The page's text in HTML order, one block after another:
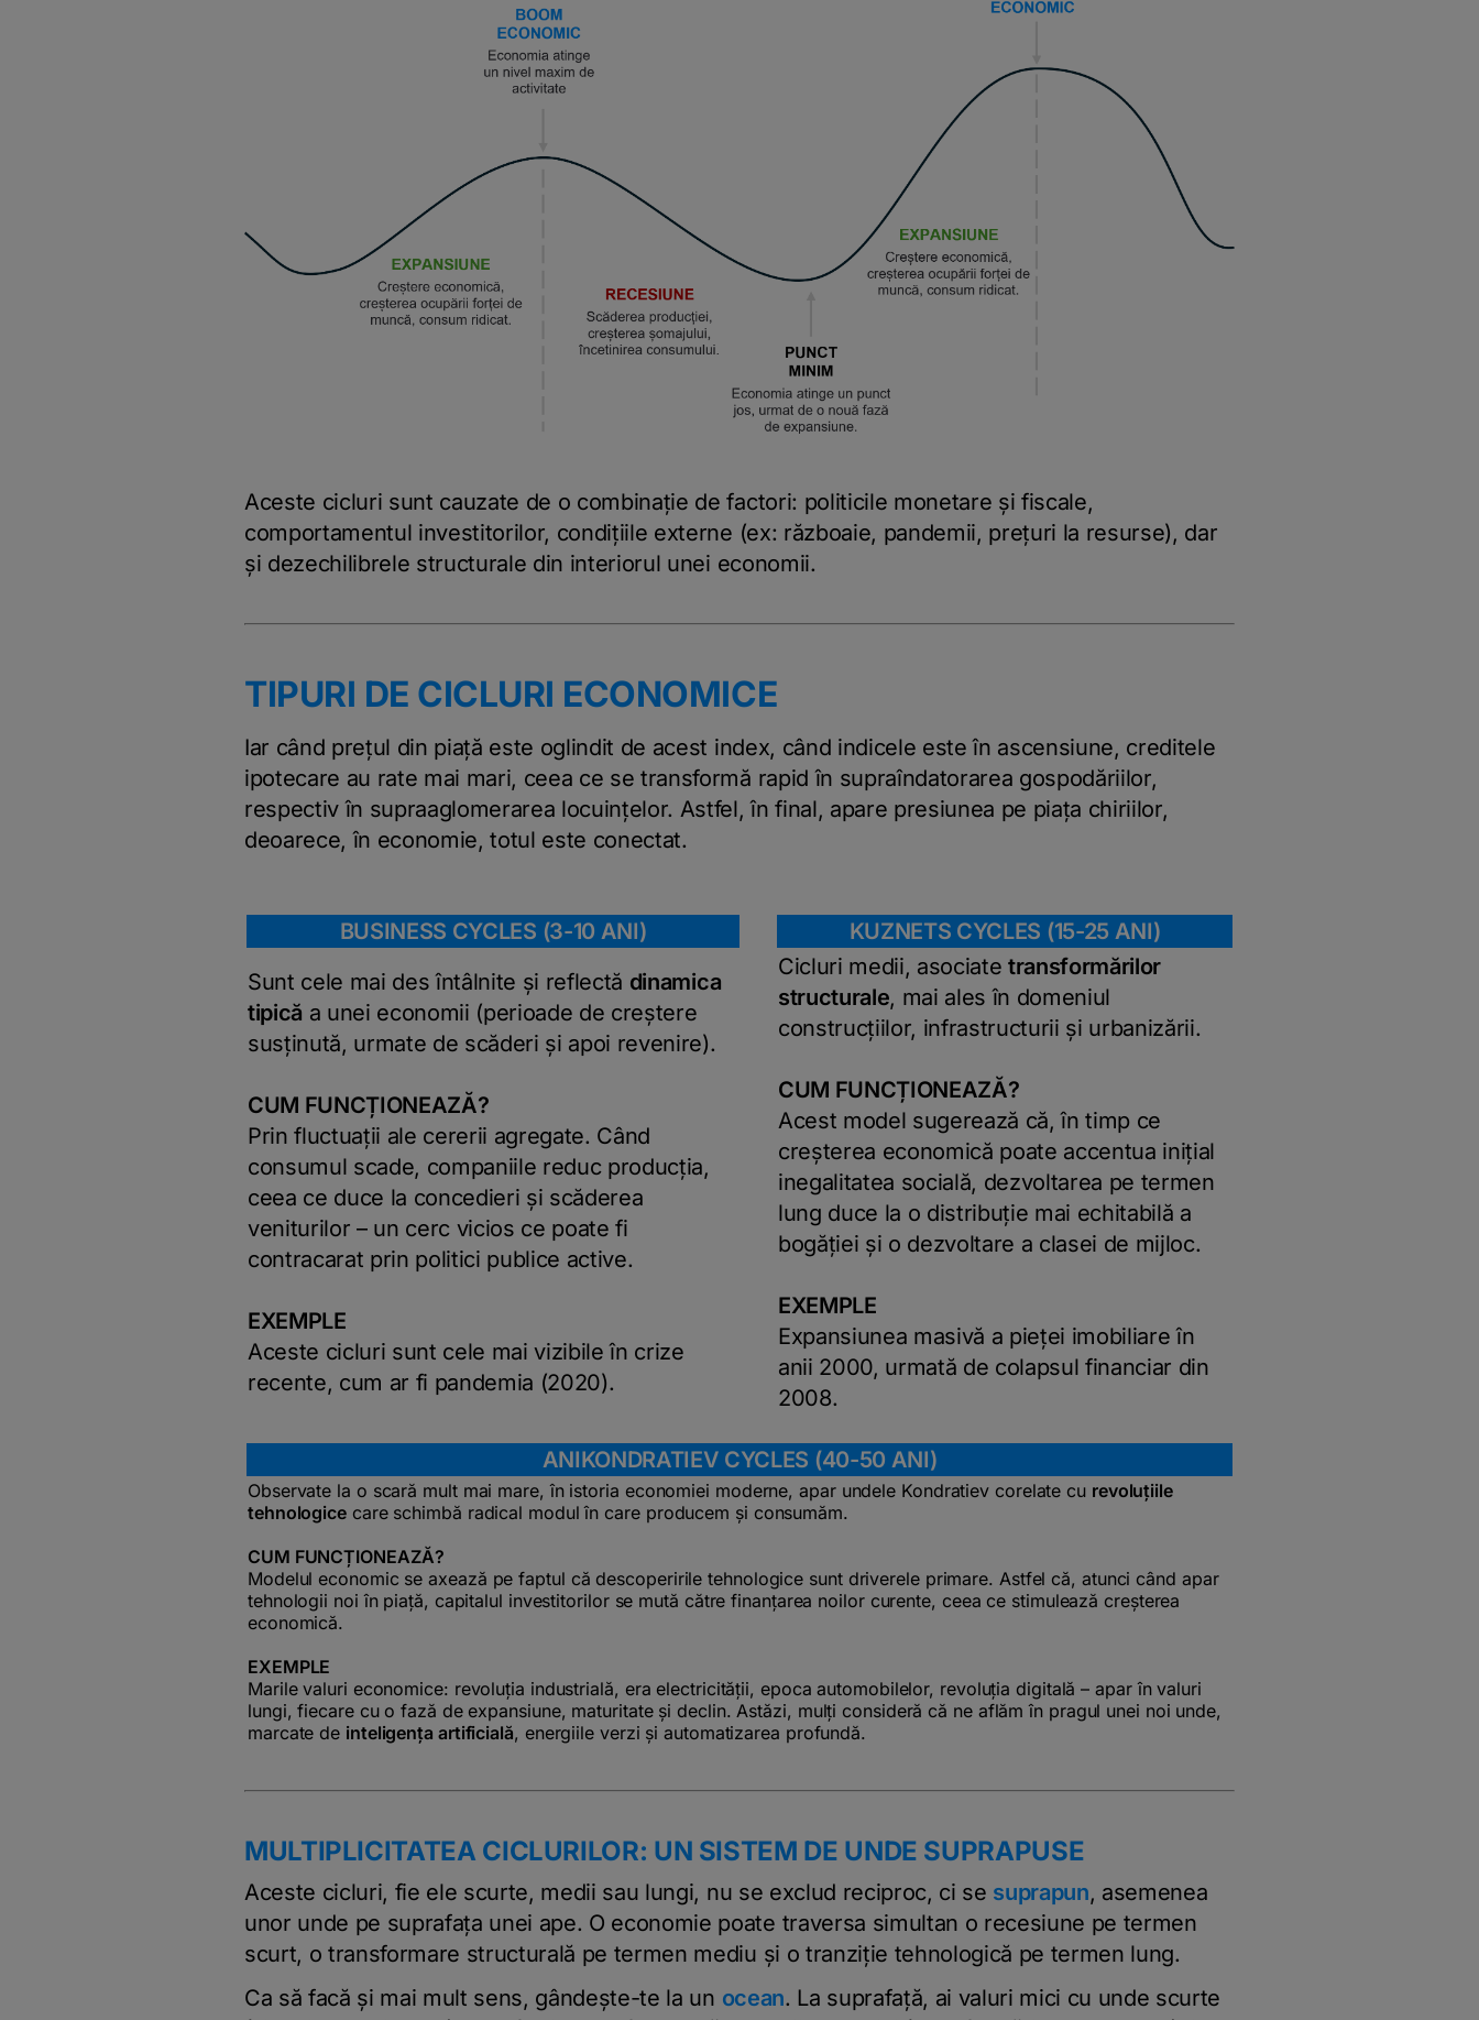
Aceste cicluri sunt cauzate de o combinație de factori: politicile monetare și fiscale,
comportamentul investitorilor, condițiile externe (ex: războaie, pandemii, prețuri la resurse), dar
și dezechilibrele structurale din interiorul unei economii.
TIPURI DE CICLURI ECONOMICE
Iar când prețul din piață este oglindit de acest index, când indicele este în ascensiune, creditele
ipotecare au rate mai mari, ceea ce se transformă rapid în supraîndatorarea gospodăriilor,
respectiv în supraaglomerarea locuințelor. Astfel, în final, apare presiunea pe piața chiriilor,
deoarece, în economie, totul este conectat.
BUSINESS CYCLES (3-10 ANI)
KUZNETS CYCLES (15-25 ANI)
Sunt cele mai des întâlnite și reflectă dinamica
tipică a unei economii (perioade de creștere
susținută, urmate de scăderi și apoi revenire).
CUM FUNCȚIONEAZĂ?
Prin fluctuații ale cererii agregate. Când
consumul scade, companiile reduc producția,
ceea ce duce la concedieri și scăderea
veniturilor – un cerc vicios ce poate fi
contracarat prin politici publice active.
EXEMPLE
Aceste cicluri sunt cele mai vizibile în crize
recente, cum ar fi pandemia (2020).
Cicluri medii, asociatetransformărilor
structurale, mai ales în domeniul
construcțiilor, infrastructurii și urbanizării.
CUM FUNCȚIONEAZĂ?
Acest model sugerează că, în timp ce
creșterea economică poate accentua inițial
inegalitatea socială, dezvoltarea pe termen
lung duce la o distribuție mai echitabilă a
bogăției și o dezvoltare a clasei de mijloc.
EXEMPLE
Expansiunea masivă a pieței imobiliare în
anii 2000, urmată de colapsul financiar din
2008.
ANIKONDRATIEV CYCLES (40-50 ANI)
Observate la o scară mult mai mare, în istoria economiei moderne, apar undele Kondratiev corelate cu revoluțiile
tehnologice care schimbă radical modul în care producem și consumăm.
CUM FUNCȚIONEAZĂ?
Modelul economic se axează pe faptul că descoperirile tehnologice sunt driverele primare. Astfel că, atunci când apar
tehnologii noi în piață, capitalul investitorilor se mută către finanțarea noilor curente, ceea ce stimulează creșterea
economică.
EXEMPLE
Marile valuri economice: revoluția industrială, era electricității, epoca automobilelor, revoluția digitală – apar în valuri
lungi, fiecare cu o fază de expansiune, maturitate și declin. Astăzi, mulți consideră că ne aflăm în pragul unei noi unde,
marcate de inteligența artificială, energiile verzi și automatizarea profundă.
MULTIPLICITATEA CICLURILOR: UN SISTEM DE UNDE SUPRAPUSE
Aceste cicluri, fie ele scurte, medii sau lungi, nu se exclud reciproc, ci se suprapun, asemenea
unor unde pe suprafața unei ape. O economie poate traversa simultan o recesiune pe termen
scurt, o transformare structurală pe termen mediu și o tranziție tehnologică pe termen lung.
Ca să facă și mai mult sens, gândește-te la un ocean. La suprafață, ai valuri mici cu unde scurte